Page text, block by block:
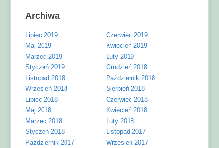
Archiwa
Lipiec 2019
Czerwiec 2019
Maj 2019
Kwiecień 2019
Marzec 2019
Luty 2019
Styczeń 2019
Grudzień 2018
Listopad 2018
Październik 2018
Wrzesień 2018
Sierpień 2018
Lipiec 2018
Czerwiec 2018
Maj 2018
Kwiecień 2018
Marzec 2018
Luty 2018
Styczeń 2018
Listopad 2017
Październik 2017
Wrzesień 2017